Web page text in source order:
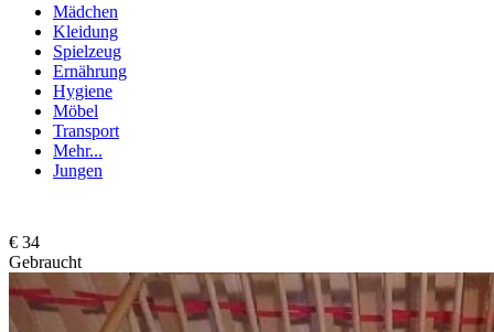
Mädchen
Kleidung
Spielzeug
Ernährung
Hygiene
Möbel
Transport
Mehr...
Jungen
€ 34
Gebraucht